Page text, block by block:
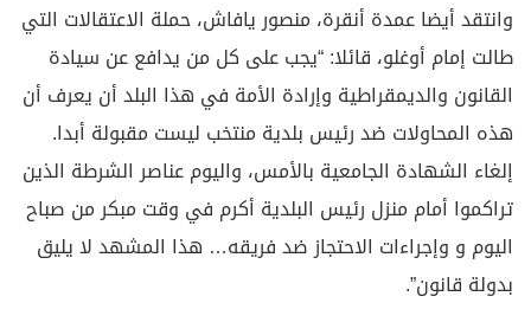
وانتقد أيضا عمدة أنقرة، منصور يافاش، حملة الاعتقالات التي
طالت إمام أوغلو، قائلا: “يجب على كل من يدافع عن سيادة
القانون والديمقراطية وإرادة الأمة في هذا البلد أن يعرف أن
هذه المحاولات ضد رئيس بلدية منتخب ليست مقبولة أبدا.
إلغاء الشهادة الجامعية بالأمس، واليوم عناصر الشرطة الذين
تراكموا أمام منزل رئيس البلدية أكرم في وقت مبكر من صباح
اليوم و وإجراءات الاحتجاز ضد فريقه… هذا المشهد لا يليق
بدولة قانون”.